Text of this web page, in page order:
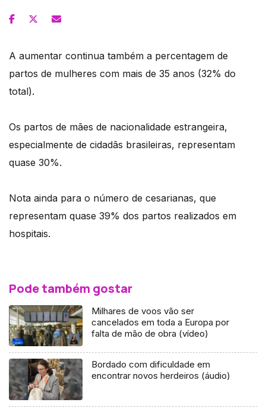
A aumentar continua também a percentagem de
partos de mulheres com mais de 35 anos (32% do
total).
Os partos de mães de nacionalidade estrangeira,
especialmente de cidadãs brasileiras, representam
quase 30%.
Nota ainda para o número de cesarianas, que
representam quase 39% dos partos realizados em
hospitais.
Pode também gostar
Milhares de voos vão ser
cancelados em toda a Europa por
falta de mão de obra (vídeo)
Bordado com dificuldade em
encontrar novos herdeiros (áudio)